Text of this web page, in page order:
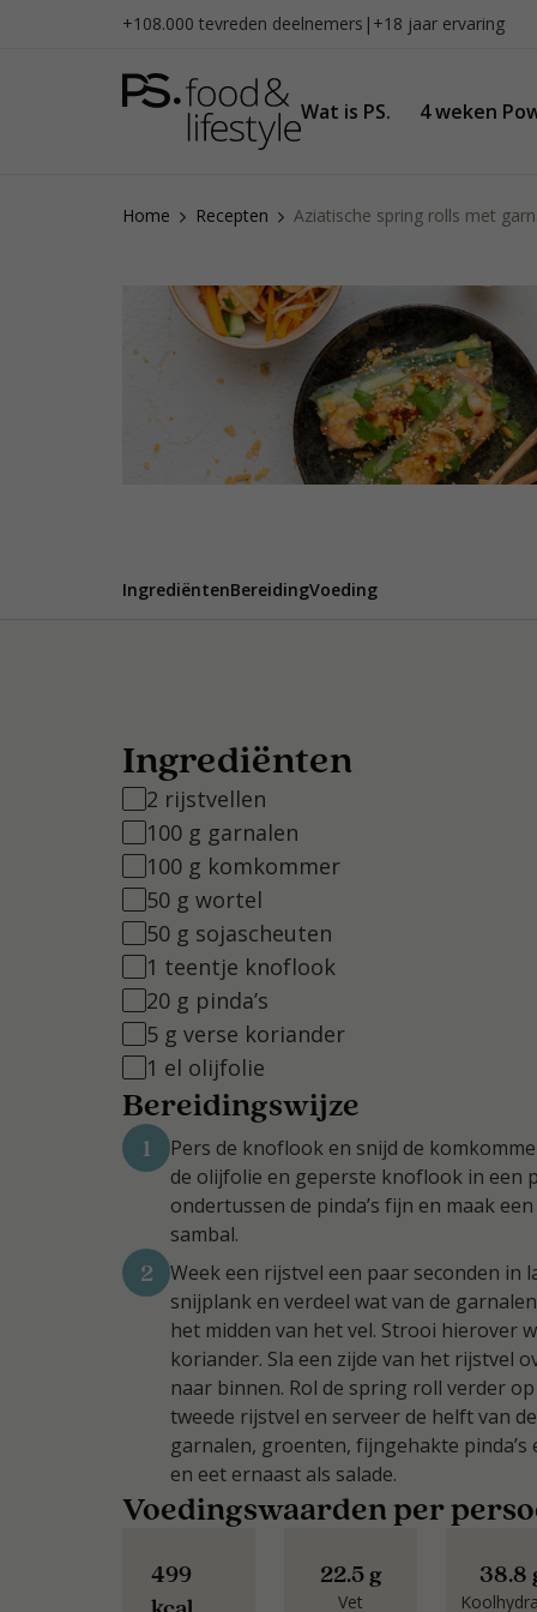
+108.000 tevreden deelnemers | +18 jaar ervaring
Wat is PS. 4 weken
Home Recepten Aziatische spring rolls met
IngrediëntenBereidingVoeding
Ingrediënten
2 rijstvellen
100 g garnalen
100 g komkommer
50 g wortel
50 g sojascheuten
1 teentje knoflook
20 g pinda’s
5 g verse koriander
1 el olijfolie
Bereidingswijze
1
Pers de knoflook en snijd de
de olijfolie en geperste knoflook in een
ondertussen de pinda’s fijn en maak
sambal.
2
Week een rijstvel een paar seconden in
snijplank en verdeel wat van de
het midden van het vel. Strooi hierover
koriander. Sla een zijde van het rijstvel
naar binnen. Rol de spring roll verder
tweede rijstvel en serveer de helft van
garnalen, groenten, fijngehakte
en eet ernaast als salade.
Voedingswaarden per
499
22.5 g
Vet
38.8